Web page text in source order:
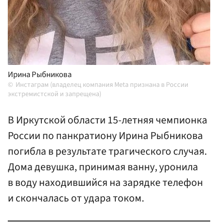
Ирина Рыбникова
Инстаграм (владелец компания Meta признана в России
экстремистской и запрещена)
В Иркутской области 15-летняя чемпионка
России по панкратиону Ирина Рыбникова
погибла в результате трагического случая.
Дома девушка, принимая ванну, уронила
в воду находившийся на зарядке телефон
и скончалась от удара током.